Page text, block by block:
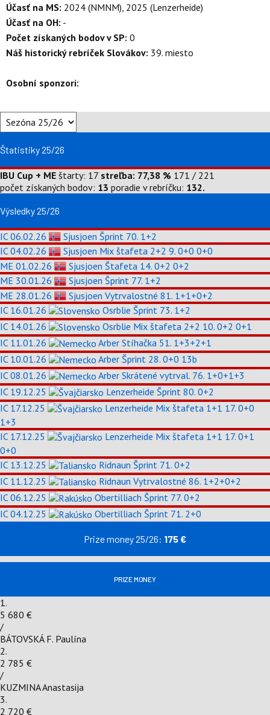
Účasť na MS: 2024 (NMNM), 2025 (Lenzerheide)
Účasť na OH: -
Počet získaných bodov v SP: 0
Náš historický rebríček Slovákov: 39. miesto
Osobní sponzori:
Štatistiky 25/26
IBU Cup + ME štarty: 17 streľba: 77,38 % 171 / 221
počet získaných bodov: 13 poradie v rebríčku: 132.
Výsledky 25/26
IC 06.02.26 Sjusjoen Šprint 70. 1+2
IC 04.02.26 Sjusjoen Mix štafeta 2+2 9. 0+0 0+0
ME 01.02.26 Sjusjoen Štafeta 14. 0+2 0+2
ME 30.01.26 Sjusjoen Šprint 77. 1+2
ME 28.01.26 Sjusjoen Vytrvalostné 81. 1+1+0+2
IC 16.01.26 Osrblie Šprint 73. 1+2
IC 14.01.26 Osrblie Mix štafeta 2+2 10. 0+2 0+1
IC 11.01.26 Arber Stíhačka 51. 1+3+2+1
IC 10.01.26 Arber Šprint 28. 0+0 13b
IC 08.01.26 Arber Skrátené vytrval. 76. 1+0+1+3
IC 19.12.25 Lenzerheide Šprint 80. 0+2
IC 17.12.25 Lenzerheide Mix štafeta 1+1 17. 0+0
1+3
IC 17.12.25 Lenzerheide Mix štafeta 1+1 17. 0+1
0+0
IC 13.12.25 Ridnaun Šprint 71. 0+2
IC 11.12.25 Ridnaun Vytrvalostné 86. 1+2+0+2
IC 06.12.25 Obertilliach Šprint 77. 0+2
IC 04.12.25 Obertilliach Šprint 71. 2+0
Prize money 25/26: 175 €
PRIZE MONEY
1.
5 680 €
/
BÁTOVSKÁ F. Paulína
2.
2 785 €
/
KUZMINA Anastasija
3.
2 720 €